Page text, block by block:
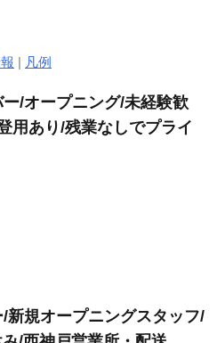
| 凡例
/オープニング/未経験歓
用あり/残業なしでプライ
新規オープニングスタッフ/